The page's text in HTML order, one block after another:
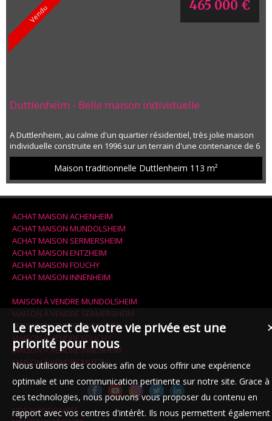
Vendu
Duttlenheim - Belle maison individuelle
A Duttlenheim, au calme d'un quartier résidentiel, très jolie maison
individuelle construite en 1996 sur un terrain d'une contenance de 6
ares. Le bien est composé de la façon suivante. Au 1er niveau, une
entrée avec vestiaire. Au second niveau, un vaste salon séjour de
plus de 35m² avec accès à une terrasse couverte, une cuisine
Maison traditionnelle Duttlenheim 113 m²
465 000 €
ACHAT MAISON ACHENHEIM
ACHAT MAISON MUNDOLSHEIM
ACHAT MAISON SERMERSHEIM
ACHAT MAISON ENTZHEIM
ACHAT MAISON FOUCHY
ACHAT MAISON INNENHEIM
MAISON À VENDRE MUNDOLSHEIM
MAISON À VENDRE SERMERSHEIM
MAISON À VENDRE ENTZHEIM
MAISON À VENDRE FOUCHY
MAISON À VENDRE INNENHEIM
MAISON À VENDRE MUTZIG
NOS HONORAIRES
Le respect de votre vie privée est une
priorité pour nous
Nous utilisons des cookies afin de vous offrir une expérience
optimale et une communication pertinente sur notre site. Grace à
ces technologies, nous pouvons vous proposer du contenu en
rapport avec vos centres d'intérêt. Ils nous permettent également